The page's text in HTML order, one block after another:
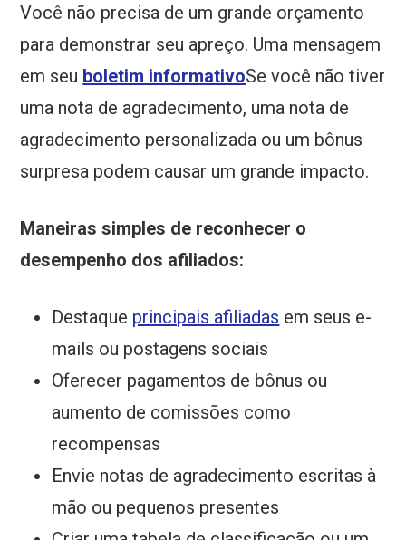
Você não precisa de um grande orçamento
para demonstrar seu apreço. Uma mensagem
em seu boletim informativoSe você não tiver
uma nota de agradecimento, uma nota de
agradecimento personalizada ou um bônus
surpresa podem causar um grande impacto.
Maneiras simples de reconhecer o
desempenho dos afiliados:
Destaque principais afiliadas em seus e-
mails ou postagens sociais
Oferecer pagamentos de bônus ou
aumento de comissões como
recompensas
Envie notas de agradecimento escritas à
mão ou pequenos presentes